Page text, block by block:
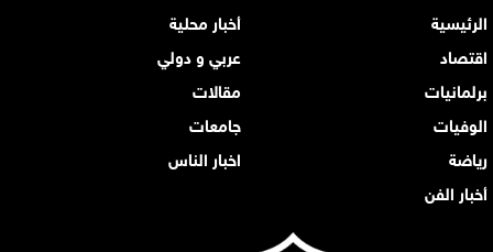
الرئيسية
أخبار محلية
اقتصاد
عربي و دولي
برلمانيات
مقالات
الوفيات
جامعات
رياضة
اخبار الناس
أخبار الفن